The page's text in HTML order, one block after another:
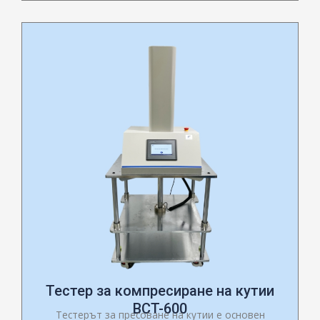
Тестер за компресиране на кутии
BCT-600
Тестерът за пресоване на кутии е основен